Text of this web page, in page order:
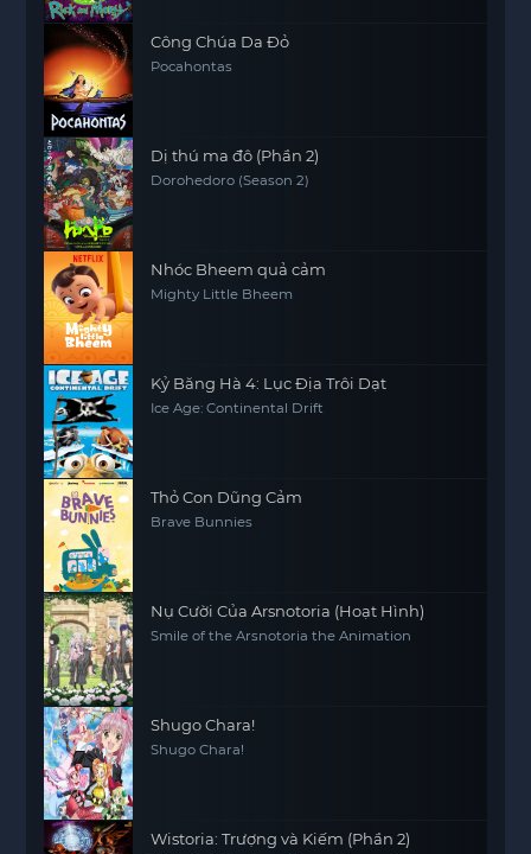
Công Chúa Da Đỏ
Pocahontas
Dị thú ma đô (Phần 2)
Dorohedoro (Season 2)
Nhóc Bheem quả cảm
Mighty Little Bheem
Kỷ Băng Hà 4: Lục Địa Trôi Dạt
Ice Age: Continental Drift
Thỏ Con Dũng Cảm
Brave Bunnies
Nụ Cười Của Arsnotoria (Hoạt Hình)
Smile of the Arsnotoria the Animation
Shugo Chara!
Shugo Chara!
Wistoria: Trượng và Kiếm (Phần 2)